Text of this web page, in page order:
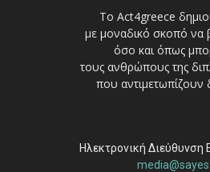
Το Act4greece
με μοναδικό σκοπό να
όσο και όπως
τους ανθρώπους της
που αντιμετωπίζουν
Ηλεκτρονική Διεύθυνση